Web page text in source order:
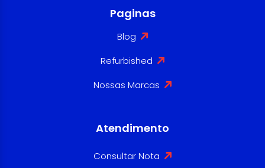
Paginas
Blog
Refurbished
Nossas Marcas
Atendimento
Consultar Nota